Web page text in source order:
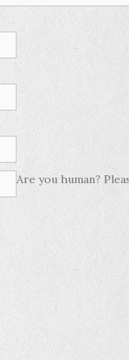
Are you human?